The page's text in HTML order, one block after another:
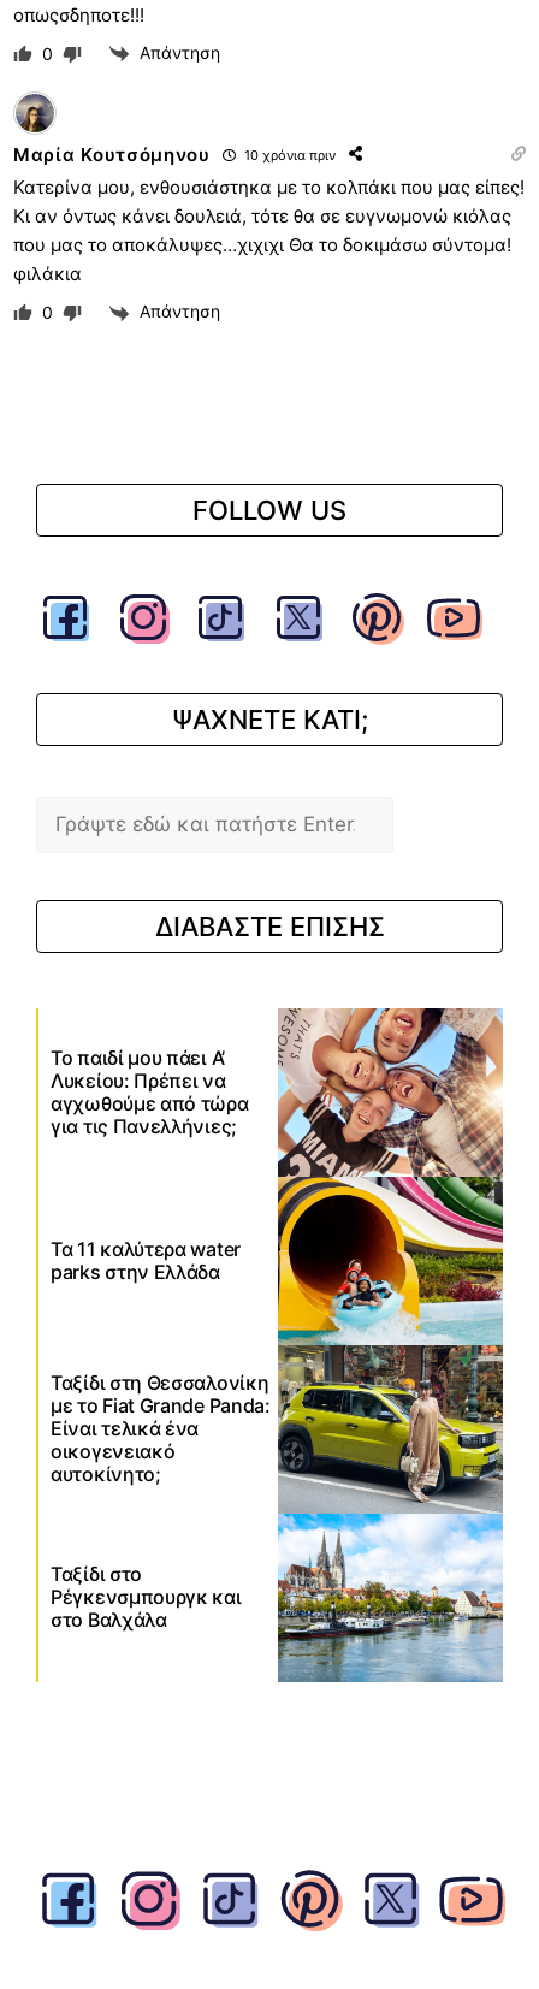
οπωςσδηποτε!!!
0 Απάντηση
Μαρία Κουτσόμηνου 10 χρόνια πριν
Κατερίνα μου, ενθουσιάστηκα με το κολπάκι που μας είπες!
Κι αν όντως κάνει δουλειά, τότε θα σε ευγνωμονώ κιόλας
που μας το αποκάλυψες…χιχιχι Θα το δοκιμάσω σύντομα!
φιλάκια
0 Απάντηση
FOLLOW US
ΨΑΧΝΕΤΕ ΚΑΤΙ;
ΔΙΑΒΑΣΤΕ ΕΠΙΣΗΣ
Το παιδί μου πάει Α’
Λυκείου: Πρέπει να
αγχωθούμε από τώρα
για τις Πανελλήνιες;
Τα 11 καλύτερα water
parks στην Ελλάδα
Ταξίδι στη Θεσσαλονίκη
με το Fiat Grande Panda:
Είναι τελικά ένα
οικογενειακό
αυτοκίνητο;
Ταξίδι στο
Ρέγκενσμπουργκ και
στο Βαλχάλα